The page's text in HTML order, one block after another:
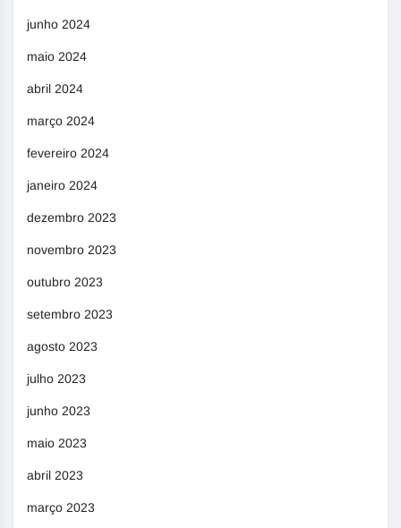
junho 2024
maio 2024
abril 2024
março 2024
fevereiro 2024
janeiro 2024
dezembro 2023
novembro 2023
outubro 2023
setembro 2023
agosto 2023
julho 2023
junho 2023
maio 2023
abril 2023
março 2023